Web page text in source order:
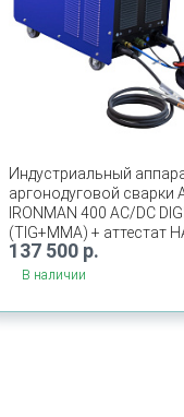
Индустриальный
аргонодуговой сварки
IRONMAN 400 AC/DC
(TIG+MMA) + аттестат
137 500 р.
В наличии